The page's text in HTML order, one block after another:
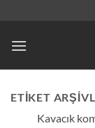
ETIKET
Kavacık